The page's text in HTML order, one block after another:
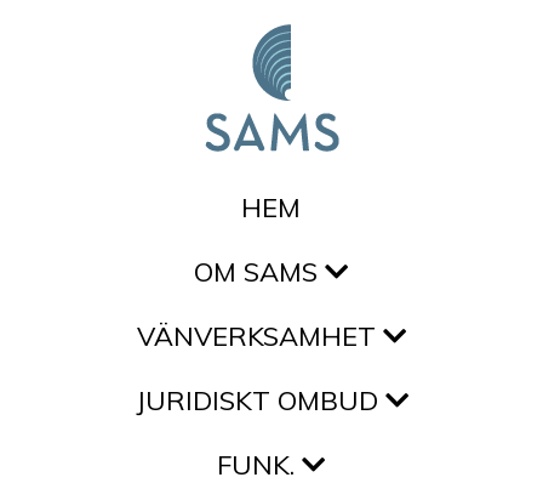
HEM
OM SAMS
VÄNVERKSAMHET
JURIDISKT OMBUD
FUNK.